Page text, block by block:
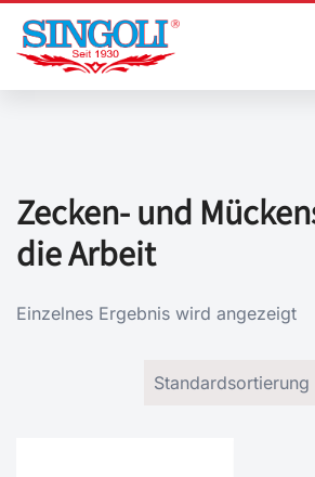
Zum
Inhalt
springen
Zecken- und
die Arbeit
Einzelnes Ergebnis wird angezeigt